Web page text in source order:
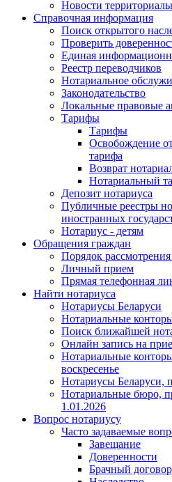
Новости
Справочная информация
Поиск открытого
Проверить
Единая
Реестр переводчиков
Нотариальное
Законодательство
Локальные правовые
Тарифы
Тарифы
Освобождение
тарифа
Возврат
Нотариальный
Депозит нотариуса
Публичные реестры
иностранных
Нотариус - детям
Обращения граждан
Порядок
Личный прием
Прямая телефонная
Найти нотариуса
Нотариусы Беларуси
Нотариальные
Поиск ближайшей
Онлайн запись на
Нотариальные
воскресенье
Нотариусы Беларуси,
Нотариальные бюро,
1.01.2026
Вопрос нотариусу
Часто задаваемые
Завещание
Доверенности
Брачный договор